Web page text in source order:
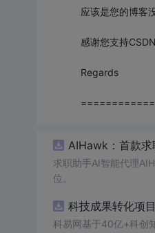
应该是您的博客
感谢您支持
Regards
AIHawk：首款求
求职助手AI智能代理
位。
科技成果转化项
科易网基于40亿+科创